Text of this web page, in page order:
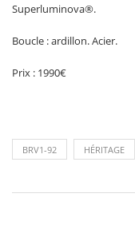
Superluminova®.
Boucle : ardillon. Acier.
Prix : 1990€
BRV1-92 HÉRITAGE